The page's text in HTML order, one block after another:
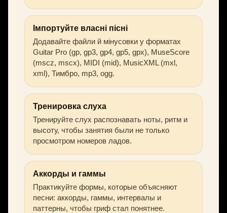
Імпортуйте власні пісні
Додавайте файли й мінусовки у форматах
Guitar Pro (gp, gp3, gp4, gp5, gpx), MuseScore
(mscz, mscx), MIDI (mid), MusicXML (mxl,
xml), Тимбро, mp3, ogg.
Тренировка слуха
Тренируйте слух распознавать ноты, ритм и
высоту, чтобы занятия были не только
просмотром номеров ладов.
Аккорды и гаммы
Практикуйте формы, которые объясняют
песни: аккорды, гаммы, интервалы и
паттерны, чтобы гриф стал понятнее.